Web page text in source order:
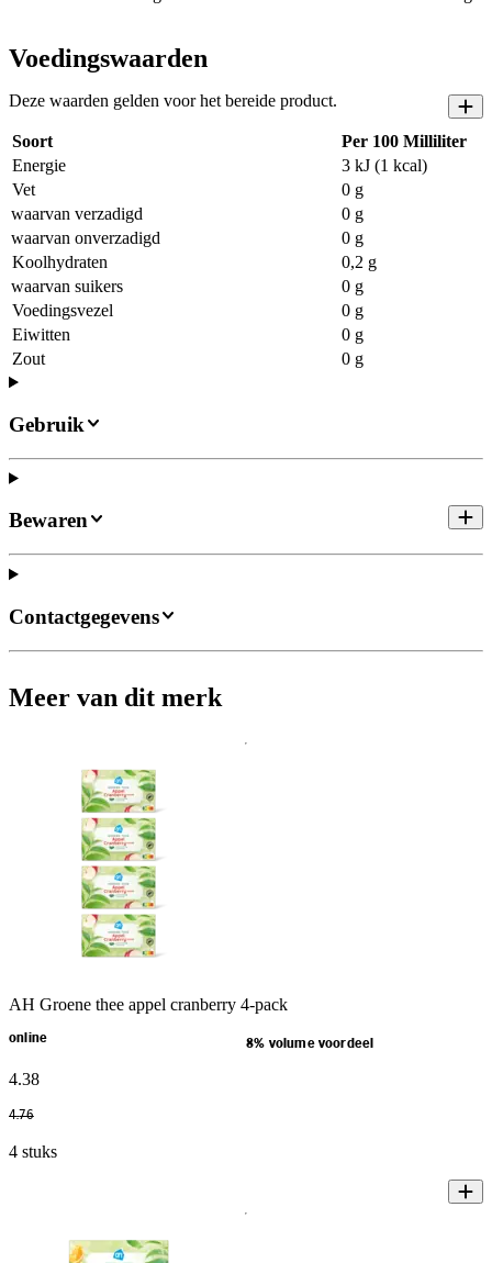
Voedingswaarden
Deze waarden gelden voor het bereide product.
Soort
Per 100 Milliliter
Energie
3 kJ (1 kcal)
Vet
0 g
waarvan verzadigd
0 g
waarvan onverzadigd
0 g
Koolhydraten
0,2 g
waarvan suikers
0 g
Voedingsvezel
0 g
Eiwitten
0 g
Zout
0 g
Gebruik
Bewaren
Contactgegevens
Meer van dit merk
AH Groene thee appel cranberry 4-pack
online 8% volume voordeel
4.38
4.76
4 stuks